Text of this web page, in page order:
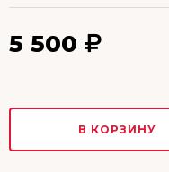
5 500
В КОРЗИНУ